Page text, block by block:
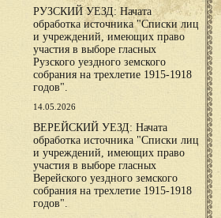
РУЗСКИЙ УЕЗД: Начата
обработка источника "Списки лиц
и учреждений, имеющих право
участия в выборе гласных
Рузского уездного земского
собрания на трехлетие 1915-1918
годов".
14.05.2026
ВЕРЕЙСКИЙ УЕЗД: Начата
обработка источника "Списки лиц
и учреждений, имеющих право
участия в выборе гласных
Верейского уездного земского
собрания на трехлетие 1915-1918
годов".